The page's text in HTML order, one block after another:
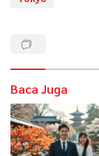
Baca Juga